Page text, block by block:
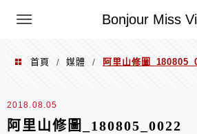
Bonjour Miss
選單
首頁 / 媒體 / 阿里山修圖
2018.08.05
阿里山修圖_180805_0022